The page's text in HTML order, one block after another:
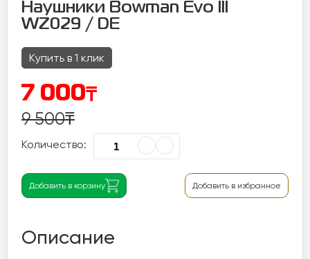
Наушники Bowman Evo III
WZ029 / DE
Купить в 1 клик
7 000₸
9 500₸
Количество:
Добавить в корзину Добавить в избранное
Описание